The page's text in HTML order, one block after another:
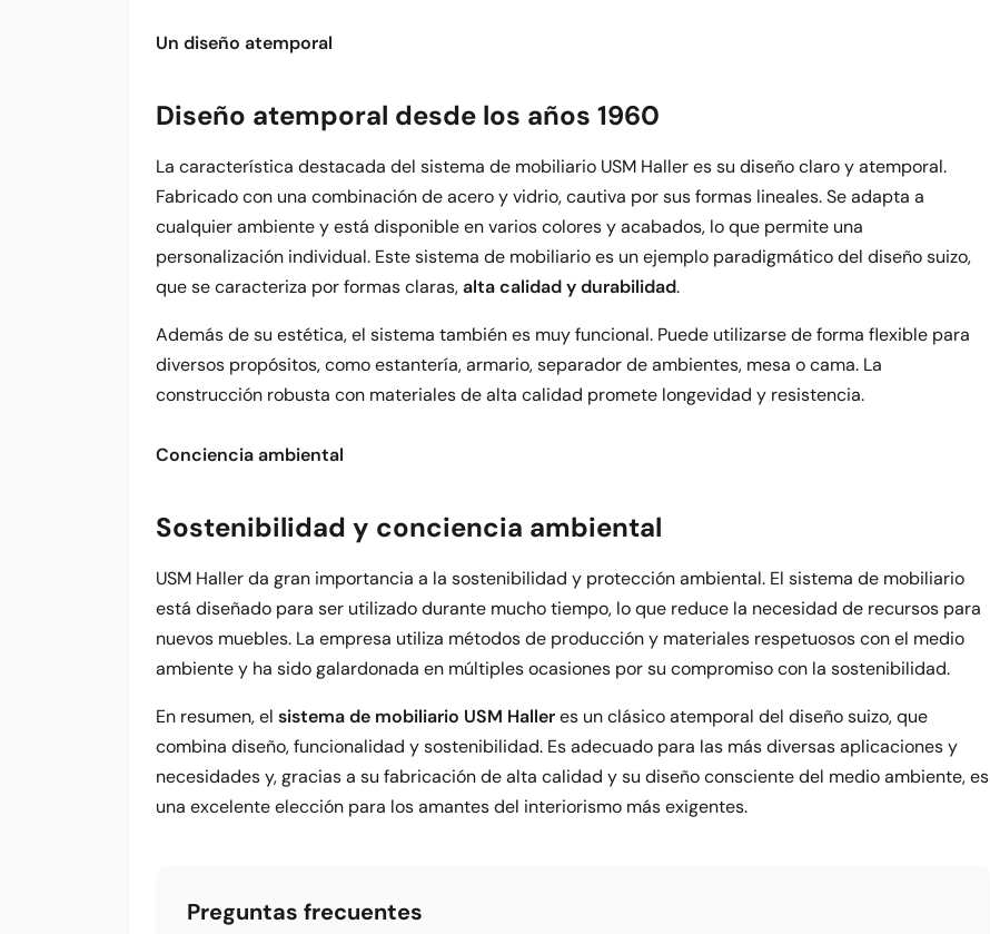
Un diseño atemporal
Diseño atemporal desde los años 1960
La característica destacada del sistema de mobiliario USM Haller es su diseño claro y atemporal.
Fabricado con una combinación de acero y vidrio, cautiva por sus formas lineales. Se adapta a
cualquier ambiente y está disponible en varios colores y acabados, lo que permite una
personalización individual. Este sistema de mobiliario es un ejemplo paradigmático del diseño suizo,
que se caracteriza por formas claras,alta calidad y durabilidad.
Además de su estética, el sistema también es muy funcional. Puede utilizarse de forma flexible para
diversos propósitos, como estantería, armario, separador de ambientes, mesa o cama. La
construcción robusta con materiales de alta calidad promete longevidad y resistencia.
Conciencia ambiental
Sostenibilidad y conciencia ambiental
USM Haller da gran importancia a la sostenibilidad y protección ambiental. El sistema de mobiliario
está diseñado para ser utilizado durante mucho tiempo, lo que reduce la necesidad de recursos para
nuevos muebles. La empresa utiliza métodos de producción y materiales respetuosos con el medio
ambiente y ha sido galardonada en múltiples ocasiones por su compromiso con la sostenibilidad.
En resumen, el sistema de mobiliario USM Halleres un clásico atemporal del diseño suizo, que
combina diseño, funcionalidad y sostenibilidad. Es adecuado para las más diversas aplicaciones y
necesidades y, gracias a su fabricación de alta calidad y su diseño consciente del medio ambiente, es
una excelente elección para los amantes del interiorismo más exigentes.
Preguntas frecuentes